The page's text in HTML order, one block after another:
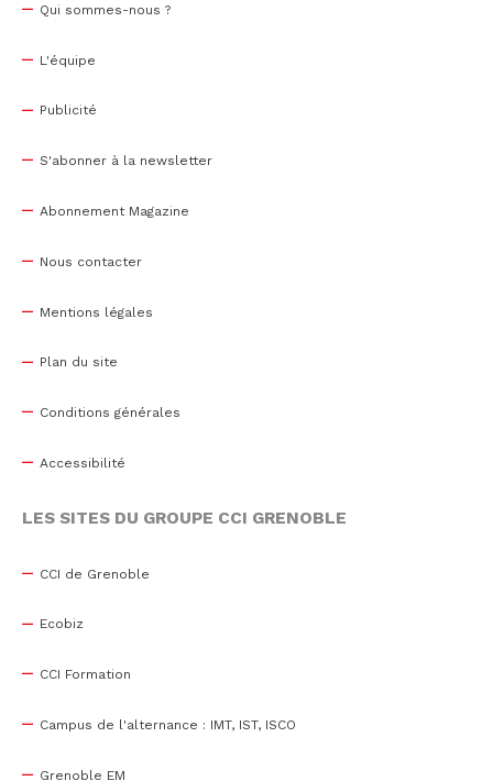
Qui sommes-nous ?
L'équipe
Publicité
S'abonner à la newsletter
Abonnement Magazine
Nous contacter
Mentions légales
Plan du site
Conditions générales
Accessibilité
LES SITES DU GROUPE CCI GRENOBLE
CCI de Grenoble
Ecobiz
CCI Formation
Campus de l'alternance : IMT, IST, ISCO
Grenoble EM